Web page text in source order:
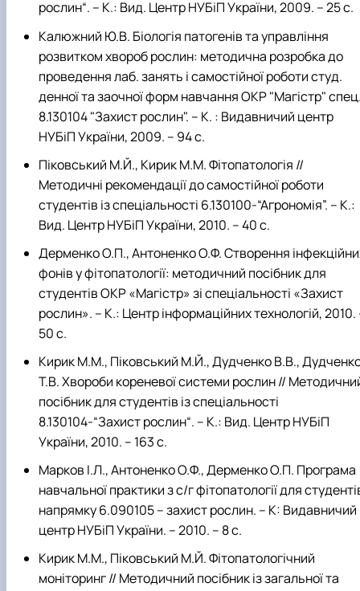
рослин“. – К.: Вид. Центр НУБіП України, 2009. – 25 с.
Калюжний Ю.В. Біологія патогенів та управління
розвитком хвороб рослин: методична розробка до
проведення лаб. занять і самостійної роботи студ.
денної та заочної форм навчання ОКР "Магістр"
8.130104 "Захист рослин". – К. : Видавничий центр
НУБіП України, 2009. – 94 с.
Піковський М.Й., Кирик М.М. Фітопатологія //
Методичні рекомендації до самостійної роботи
студентів із спеціальності 6.130100-“Агрономія”. – К.:
Вид. Центр НУБіП України, 2010. – 40 с.
Дерменко О.П., Антоненко О.Ф. Створення
фонів у фітопатології: методичний посібник для
студентів ОКР «Магістр» зі спеціальності «Захист
рослин». – К.: Центр інформаційних технологій, 2010.
50 с.
Кирик М.М., Піковський М.Й., Дудченко В.В.,
Т.В. Хвороби кореневої системи рослин //
посібник для студентів із спеціальності
8.130104-“Захист рослин“. – К.: Вид. Центр НУБіП
України, 2010. – 163 с.
Марков І.Л., Антоненко О.Ф., Дерменко О.П. Програма
навчальної практики з с/г фітопатології для
напрямку 6.090105 – захист рослин. – К: Видавничий
центр НУБіП України. – 2010. – 8 с.
Кирик М.М., Піковський М.Й. Фітопатологічний
моніторинг // Методичний посібник із загальної та